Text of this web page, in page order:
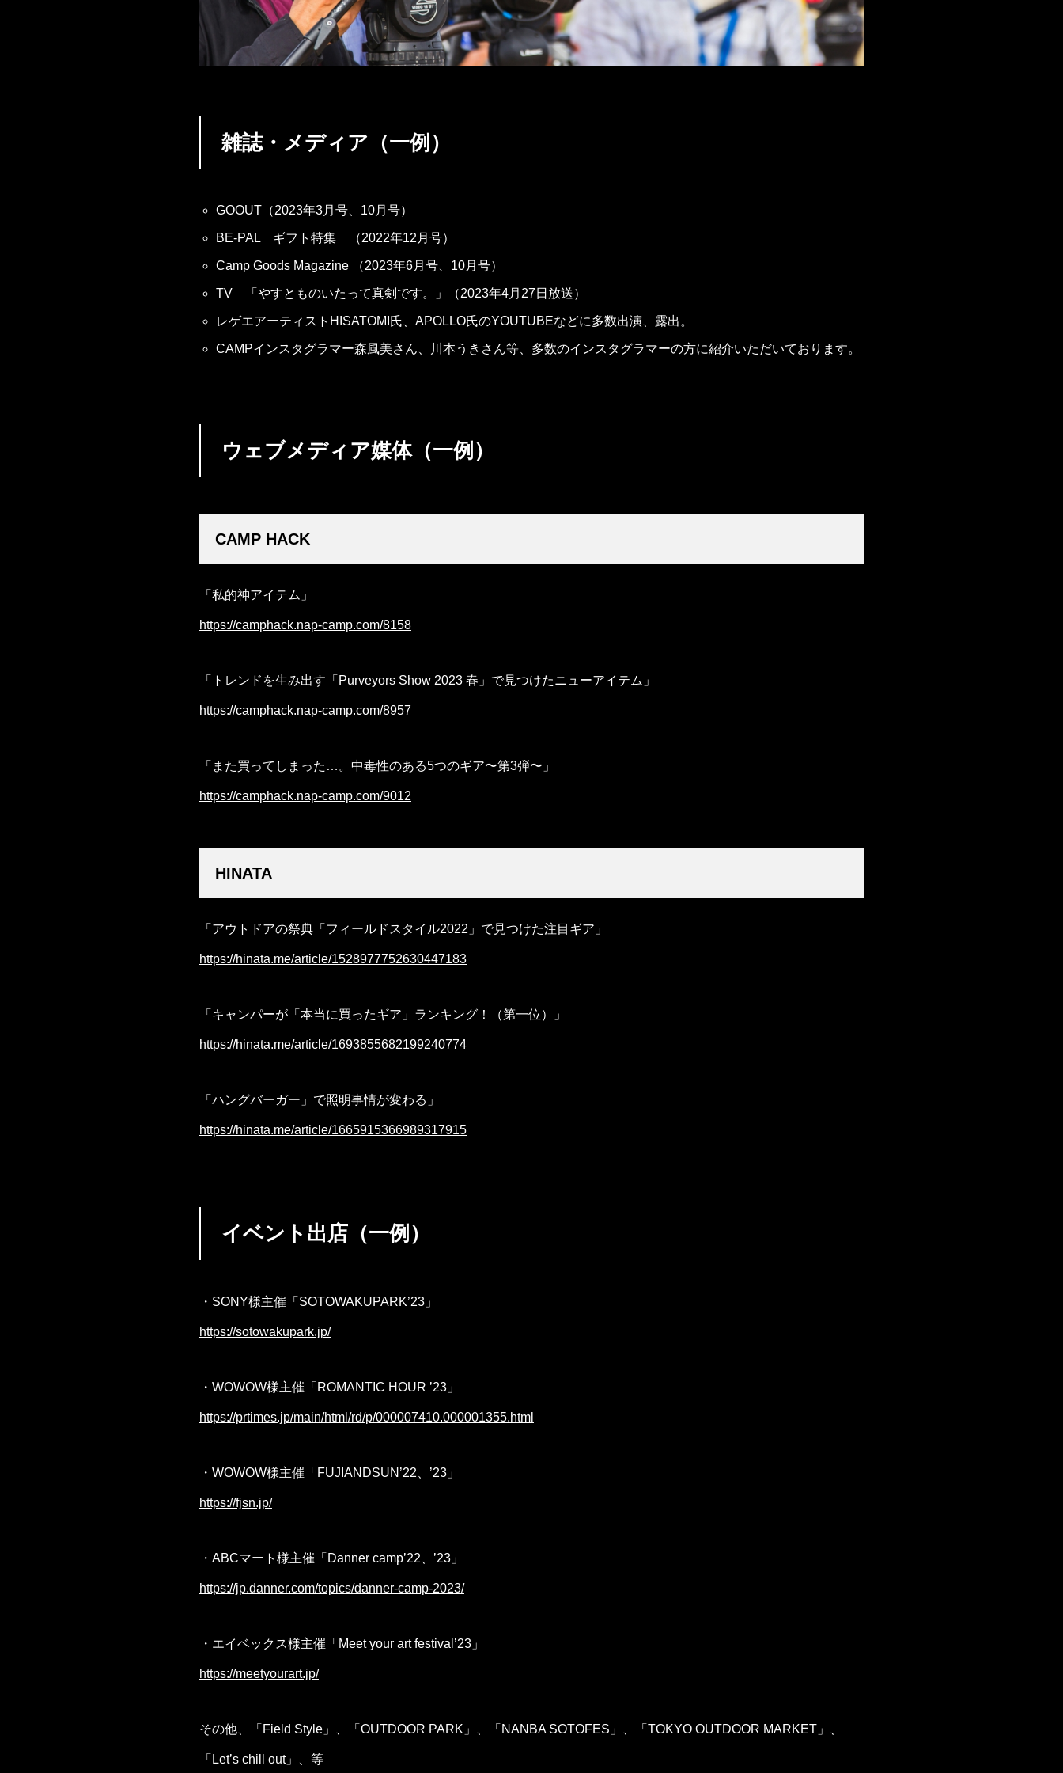
雑誌・メディア（一例）
GOOUT（2023年3月号、10月号）
BE-PAL ギフト特集 （2022年12月号）
Camp Goods Magazine （2023年6月号、10月号）
TV 「やすとものいたって真剣です。」（2023年4月27日放送）
レゲエアーティストHISATOMI氏、APOLLO氏のYOUTUBEなどに多数出演、露出。
CAMPインスタグラマー森風美さん、川本うきさん等、多数のインスタグラマーの方に紹介いただいております。
ウェブメディア媒体（一例）
CAMP HACK
「私的神アイテム」
https://camphack.nap-camp.com/8158
「トレンドを生み出す「Purveyors Show 2023 春」で見つけたニューアイテム」
https://camphack.nap-camp.com/8957
「また買ってしまった…。中毒性のある5つのギア〜第3弾〜」
https://camphack.nap-camp.com/9012
HINATA
「アウトドアの祭典「フィールドスタイル2022」で見つけた注目ギア」
https://hinata.me/article/1528977752630447183
「キャンパーが「本当に買ったギア」ランキング！（第一位）」
https://hinata.me/article/1693855682199240774
「ハングバーガー」で照明事情が変わる」
https://hinata.me/article/1665915366989317915
イベント出店（一例）
・SONY様主催「SOTOWAKUPARK’23」
https://sotowakupark.jp/
・WOWOW様主催「ROMANTIC HOUR ’23」
https://prtimes.jp/main/html/rd/p/000007410.000001355.html
・WOWOW様主催「FUJIANDSUN’22、’23」
https://fjsn.jp/
・ABCマート様主催「Danner camp’22、’23」
https://jp.danner.com/topics/danner-camp-2023/
・エイベックス様主催「Meet your art festival’23」
https://meetyourart.jp/
その他、「Field Style」、「OUTDOOR PARK」、「NANBA SOTOFES」、「TOKYO OUTDOOR MARKET」、
「Let’s chill out」、等